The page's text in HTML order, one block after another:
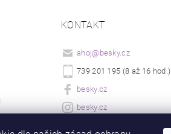
KONTAKT
ahoj@ besky.cz
739 201 195 (8 až 16 hod.)
besky.cz
besky.cz